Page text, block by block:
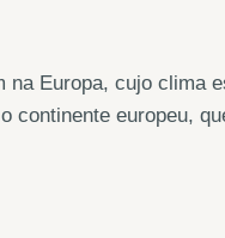
na Europa, cujo clima
continente europeu,